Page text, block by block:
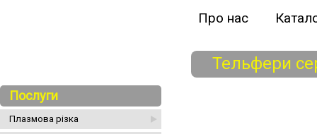
Про нас
Послуги
Плазмова різка
Тельфери